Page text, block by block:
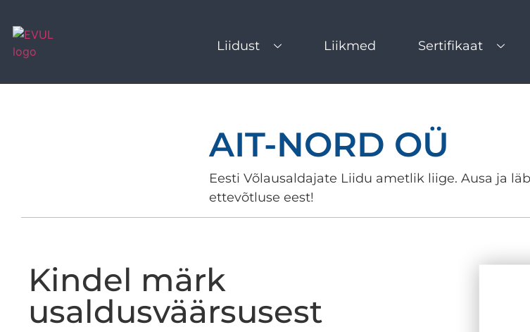
Liidust Liikmed Sertifikaat
AIT-NORD OÜ
Eesti Võlausaldajate Liidu ametlik liige. Ausa ja
ettevõtluse eest!
Kindel märk
usaldusväärsusest